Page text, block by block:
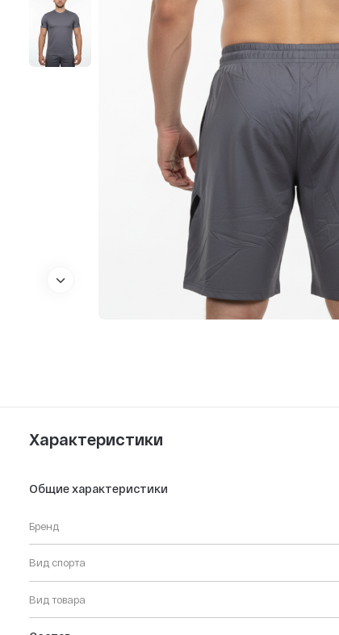
Характеристики
Общие характеристики
Бренд
Вид спорта
Вид товара